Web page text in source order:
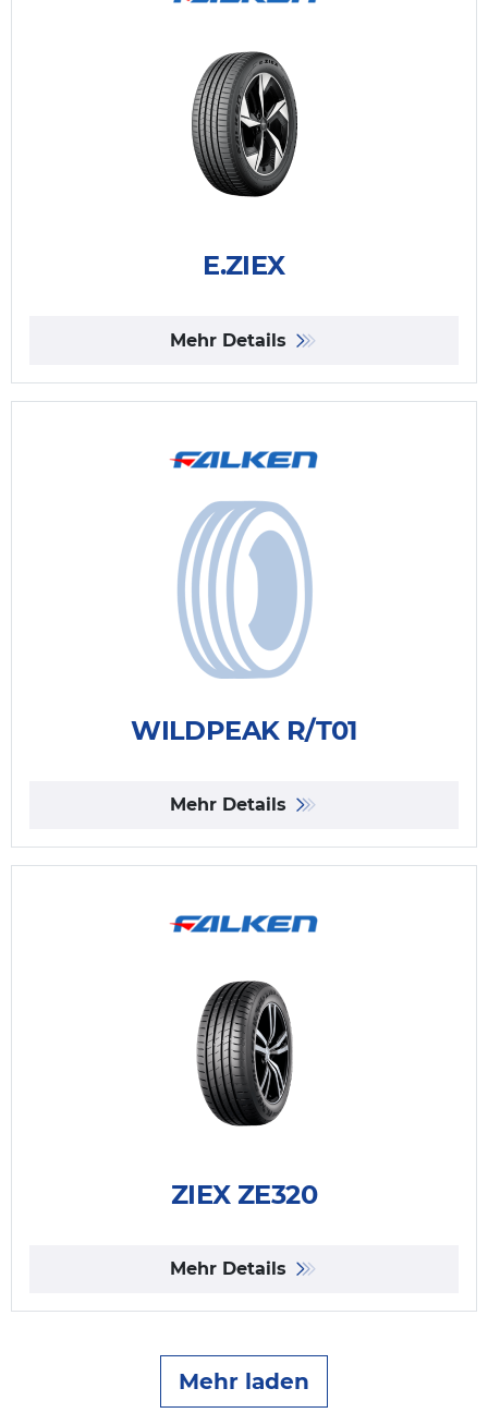
E.ZIEX
Mehr Details
WILDPEAK R/T01
Mehr Details
ZIEX ZE320
Mehr Details
Mehr laden